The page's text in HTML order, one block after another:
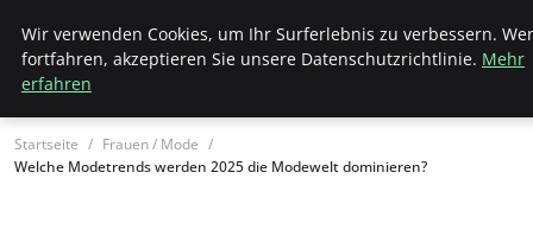
Wk Institut
Startseite
Frauen / Mode
Welche Modetrends werden 2025 die Modewelt dominieren?
Wir verwenden Cookies, um Ihr Surferlebnis zu verbessern.
fortfahren, akzeptieren Sie unsere Datenschutzrichtlinie. Mehr
erfahren